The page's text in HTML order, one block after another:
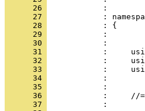
      26
      27
      28
      29
      30
      31
      32
      33
      34
      35
      36
      37
            :